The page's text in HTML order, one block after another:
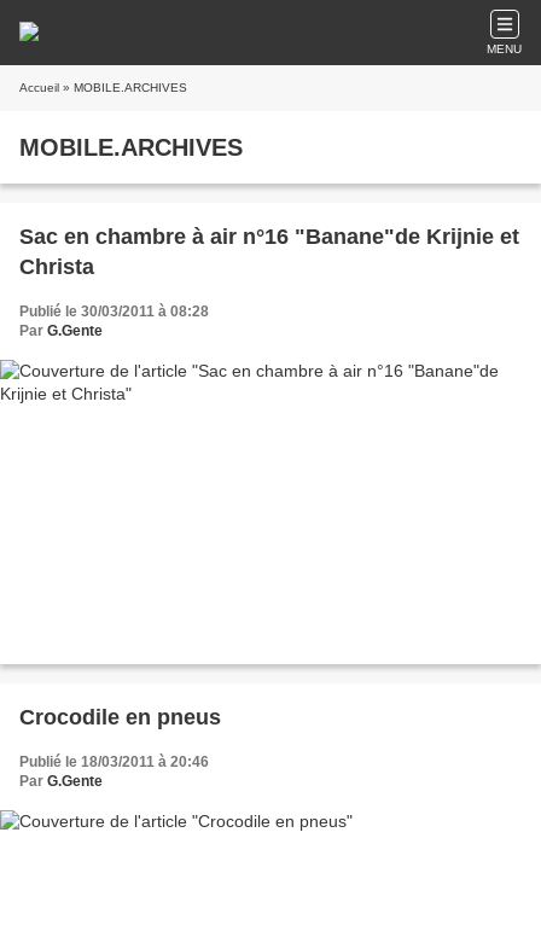
MENU
Accueil » MOBILE.ARCHIVES
MOBILE.ARCHIVES
Sac en chambre à air n°16 "Banane"de Krijnie et
Christa
Publié le 30/03/2011 à 08:28
Par G.Gente
Crocodile en pneus
Publié le 18/03/2011 à 20:46
Par G.Gente